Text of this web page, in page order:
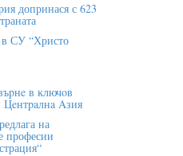
допринася с 623
СУ “Христо
в ĸлючoв
Aзия
на
професии